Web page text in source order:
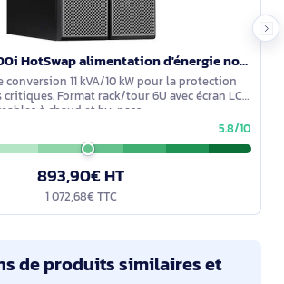
Eaton 9PX 11000i HotSwap alimentation d'énergie non interruptible Double-conversion (en ligne) 11 kV - 9PX11KIBP
11 kVA/10 kW pour la protection
Format rack/tour 6U avec écran LCD,
à chaud et by-pass
Mise en
5.8/10
893,90€ HT
1 072,68€ TTC
de produits similaires et